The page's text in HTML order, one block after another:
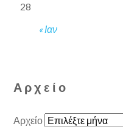
« Ιαν
28
Αρχείο
Αρχείο